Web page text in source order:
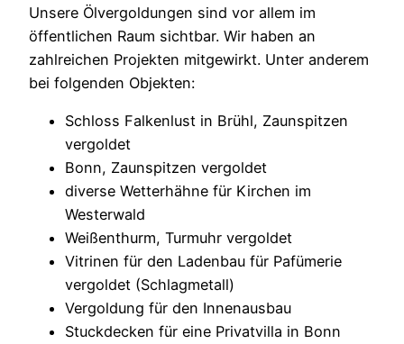
Unsere Ölvergoldungen sind vor allem im
öffentlichen Raum sichtbar. Wir haben an
zahlreichen Projekten mitgewirkt. Unter anderem
bei folgenden Objekten:
Schloss Falkenlust in Brühl, Zaunspitzen
vergoldet
Bonn, Zaunspitzen vergoldet
diverse Wetterhähne für Kirchen im
Westerwald
Weißenthurm, Turmuhr vergoldet
Vitrinen für den Ladenbau für Pafümerie
vergoldet (Schlagmetall)
Vergoldung für den Innenausbau
Stuckdecken für eine Privatvilla in Bonn